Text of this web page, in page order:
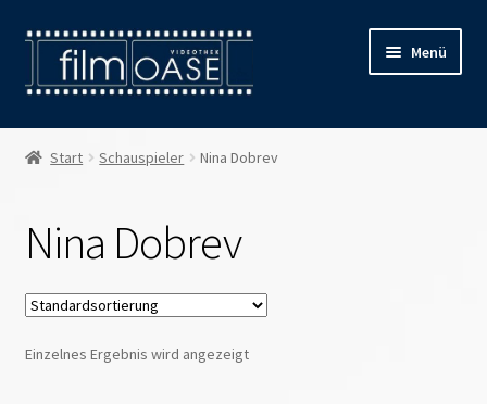
Zur
Navigation
springen
Zum
Inhalt
springen
Menü
Willkommen
Öffnungszeiten
Preise
Kontakt
Start Schauspieler Nina Dobrev
Nina Dobrev
Einzelnes Ergebnis wird angezeigt